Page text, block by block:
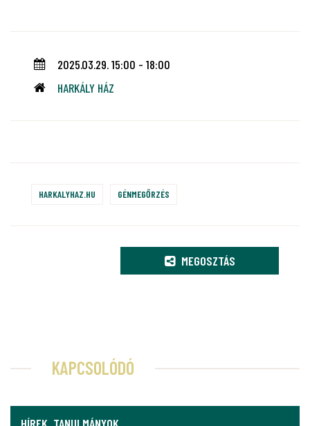
2025.03.29. 15:00 - 18:00
HARKÁLY HÁZ
HARKALYHAZ.HU GÉNMEGŐRZÉS
MEGOSZTÁS
KAPCSOLÓDÓ